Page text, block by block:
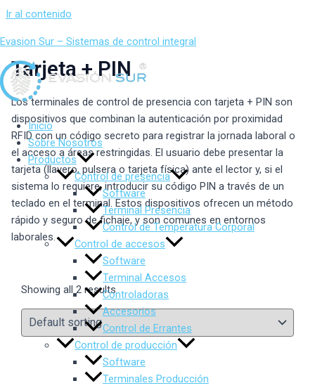
Ir al contenido
Evasion Sur – Sistemas de control integral
Inicio
Sobre Nosotros
Productos
Control de presencia
Software
Terminal Presencia
Control de Temperatura Corporal
Control de accesos
Software
Terminal Accesos
Controladoras
Accesorios
Control de Errantes
Control de producción
Software
Terminales Producción
Tarjeta + PIN
Los terminales de control de presencia con tarjeta + PIN son
dispositivos que combinan la autenticación por proximidad
RFID con un código secreto para registrar la jornada laboral o
el acceso a áreas restringidas. El usuario debe presentar la
tarjeta (llavero, pulsera o tarjeta física) ante el lector y, si el
sistema lo requiere, introducir su código PIN a través de un
teclado en el terminal. Estos dispositivos ofrecen un método
rápido y seguro de fichaje, y son comunes en entornos
laborales.
Showing all 2 results